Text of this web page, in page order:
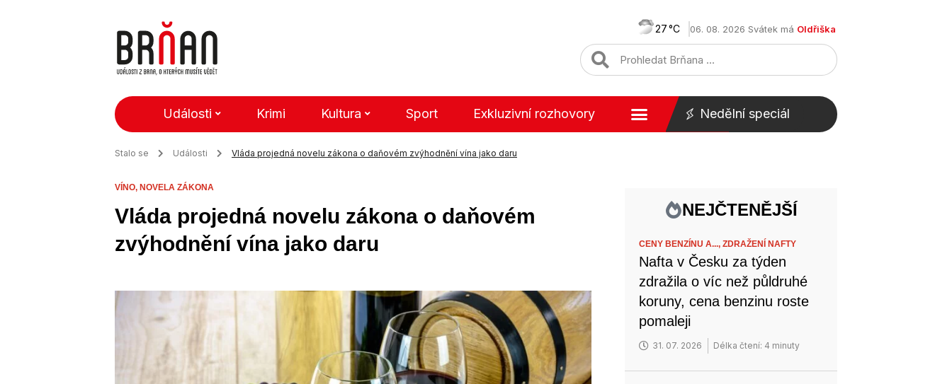
27 06. 08. 2026 Svátek má Oldřiška
Události Krimi Kultura Sport Exkluzivní rozhovory Nedělní speciál
Stalo se Události Vláda projedná novelu zákona o daňovém zvýhodnění vína jako daru
VÍNO, NOVELA ZÁKONA
Vláda projedná novelu zákona o daňovém
zvýhodnění vína jako daru
NEJČTENĚJŠÍ
CENY BENZÍNU A...,ZDRAŽENÍ NAFTY
Nafta v Česku za týden
zdražila o víc než půldruhé
koruny, cena benzinu roste
pomaleji
31. 07. 2026 Délka čtení: 4 minuty